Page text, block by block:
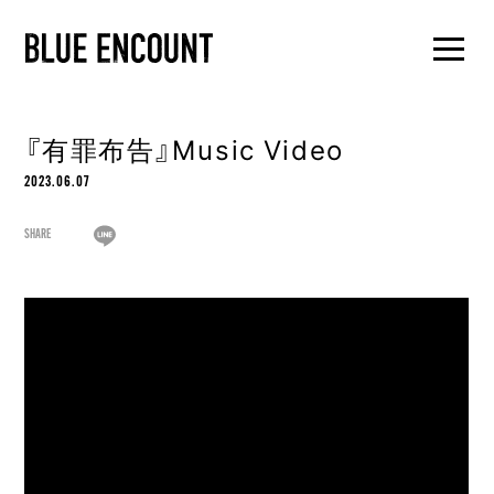
『有罪布告』Music Video
2023.06.07
SHARE